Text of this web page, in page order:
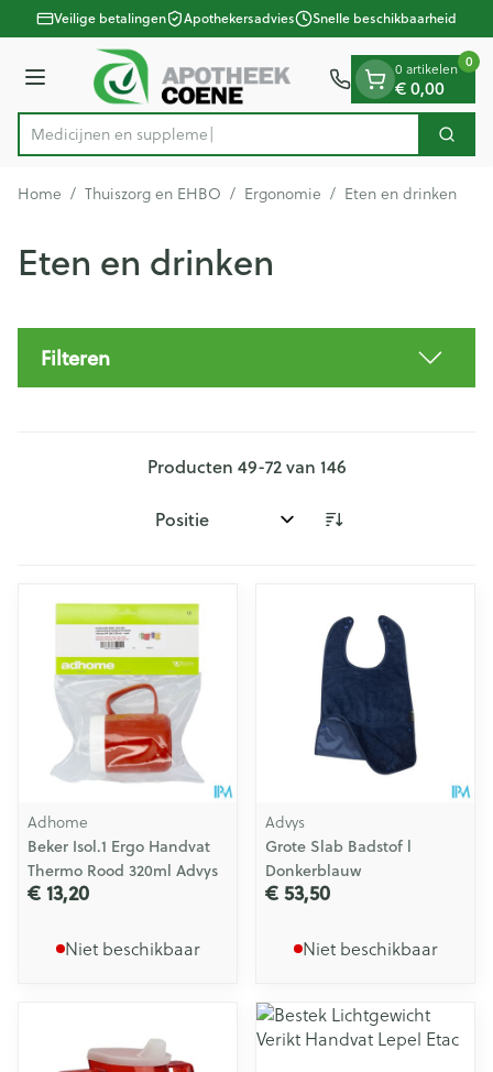
Ga naar de inhoud
1 van 1Veilige betalingen Apothekersadvies Snelle beschikbaarheid
Menu
Product, merk, categorie...
Med Zoek
0 artikelen
€ 0,00
0
Home / Thuiszorg en EHBO / Ergonomie / Eten en drinken
Eten en drinken
Filteren
Producten 49-72van 146
Sorteer op:
Adhome
Beker Isol.1 Ergo Handvat
Thermo Rood 320ml Advys
€ 13,20
Niet beschikbaar
Advys
Grote Slab Badstof l
Donkerblauw
€ 53,50
Niet beschikbaar